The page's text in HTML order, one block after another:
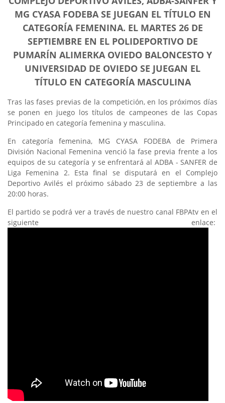
MG CYASA FODEBA SE JUEGAN EL TÍTULO EN
CATEGORÍA FEMENINA. EL MARTES 26 DE
SEPTIEMBRE EN EL POLIDEPORTIVO DE
PUMARÍN ALIMERKA OVIEDO BALONCESTO Y
UNIVERSIDAD DE OVIEDO SE JUEGAN EL
TÍTULO EN CATEGORÍA MASCULINA
Tras las fases previas de la competición, en los próximos días
se ponen en juego los títulos de campeones de las Copas
Principado en categoría femenina y masculina.
En categoría femenina, MG CYASA FODEBA de Primera
División Nacional Femenina venció la fase previa frente a los
equipos de su categoría y se enfrentará al ADBA - SANFER de
Liga Femenina 2. Esta final se disputará en el Complejo
Deportivo Avilés el próximo sábado 23 de septiembre a las
20:00 horas.
El partido se podrá ver a través de nuestro canal FBPAtv en el
siguiente enlace: